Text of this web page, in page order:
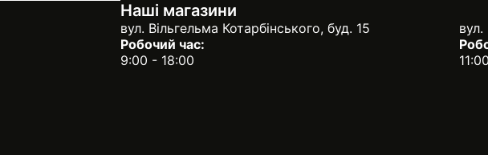
Наші магазини
вул. Вільгельма Котарбінського, буд. 15
Робочий час:
9:00 - 18:00
вул.